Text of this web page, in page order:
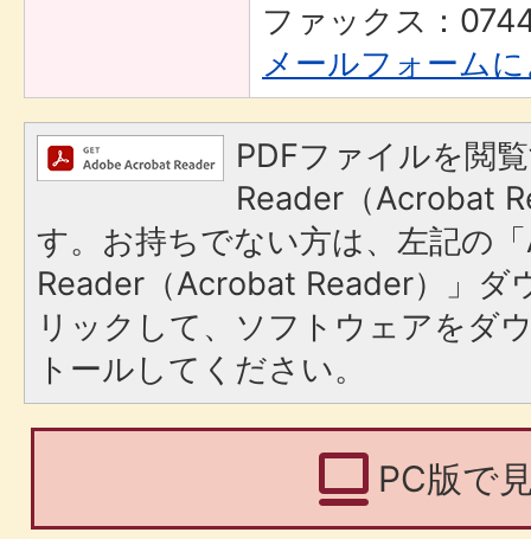
ファックス：
メールフォーム
PDFファイルを閲
Reader（Acrobat
す。お持ちでない方は、左記の
Reader（Acrobat Reader）」ダ
リックして、ソフトウェアをダ
トールしてください。
PC版で